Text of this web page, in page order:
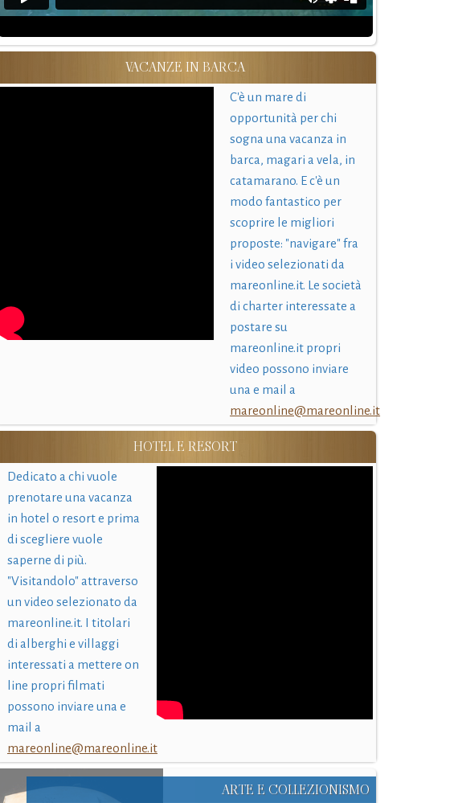
VACANZE IN BARCA
C'è un mare di
opportunità per chi
sogna una vacanza in
barca, magari a vela, in
catamarano. E c'è un
modo fantastico per
scoprire le migliori
proposte: "navigare" fra
i video selezionati da
mareonline.it. Le società
di charter interessate a
postare su
mareonline.it propri
video possono inviare
una e mail a
mareonline@mareonline.it
HOTEL E RESORT
Dedicato a chi vuole
prenotare una vacanza
in hotel o resort e prima
di scegliere vuole
saperne di più.
"Visitandolo" attraverso
un video selezionato da
mareonline.it. I titolari
di alberghi e villaggi
interessati a mettere on
line propri filmati
possono inviare una e
mail a
mareonline@mareonline.it
ARTE E COLLEZIONISMO